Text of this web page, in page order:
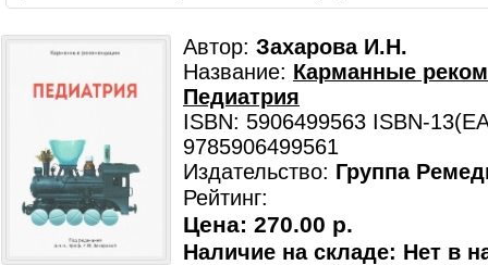
Автор: Захарова И.Н.
Название: Карманные
Педиатрия
ISBN: 5906499563 ISBN-
9785906499561
Издательство: Группа
Рейтинг:
Цена: 270.00 р.
Наличие на складе: Нет в